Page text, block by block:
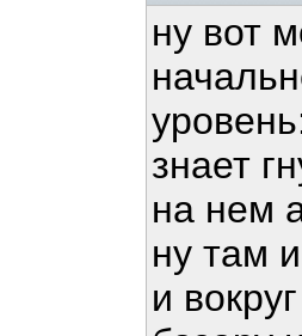
ну вот
знает
на нем
ну там
и